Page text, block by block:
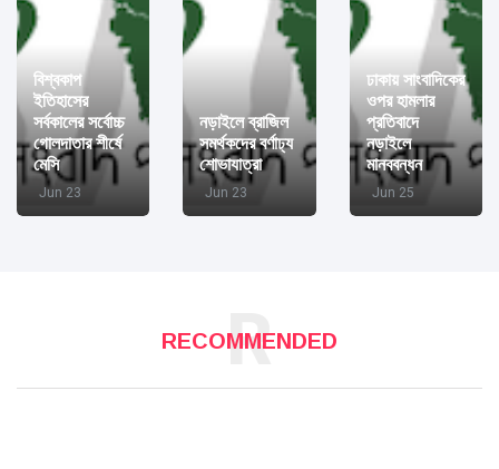
বিশ্বকাপ
ইতিহাসের
সর্বকালের সর্বোচ্চ
গোলদাতার শীর্ষে
মেসি
Jun 23
নড়াইলে ব্রাজিল
সমর্থকদের বর্ণাঢ্য
শোভাযাত্রা
Jun 23
ঢাকায় সাংবাদিকের
ওপর হামলার
প্রতিবাদে
নড়াইলে
মানববন্ধন
Jun 25
RECOMMENDED
R